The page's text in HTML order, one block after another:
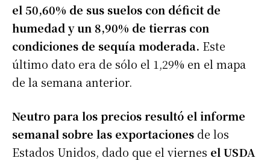
el 50,60% de sus suelos con déficit de
humedad y un 8,90% de tierras con
condiciones de sequía moderada. Este
último dato era de sólo el 1,29% en el mapa
de la semana anterior.
Neutro para los precios resultó el informe
semanal sobre las exportaciones de los
Estados Unidos, dado que el viernes el USDA